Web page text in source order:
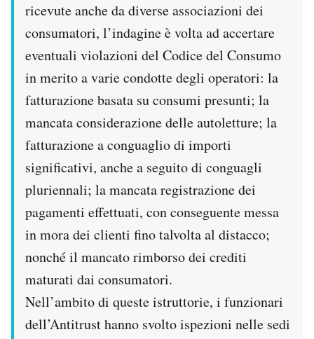
Newsletter
Notifiche mobile
Regala il Post
Hai bisogno di aiuto?
ricevute anche da diverse associazioni dei
consumatori, l’indagine è volta ad accertare
eventuali violazioni del Codice del Consumo
in merito a varie condotte degli operatori: la
fatturazione basata su consumi presunti; la
mancata considerazione delle autoletture; la
fatturazione a conguaglio di importi
significativi, anche a seguito di conguagli
pluriennali; la mancata registrazione dei
pagamenti effettuati, con conseguente messa
in mora dei clienti fino talvolta al distacco;
nonché il mancato rimborso dei crediti
maturati dai consumatori.
Nell’ambito di queste istruttorie, i funzionari
dell’Antitrust hanno svolto ispezioni nelle sedi